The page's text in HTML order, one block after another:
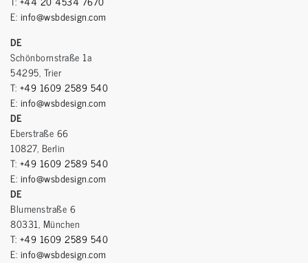
E: info@wsbdesign.com
DE
Schönbornstraße 1a
54295, Trier
T: +49 1609 2589 540
E: info@wsbdesign.com
DE
Eberstraße 66
10827, Berlin
T: +49 1609 2589 540
E: info@wsbdesign.com
DE
Blumenstraße 6
80331, München
T: +49 1609 2589 540
E: info@wsbdesign.com